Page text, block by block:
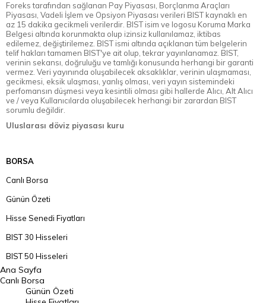
Foreks tarafından sağlanan Pay Piyasası, Borçlanma Araçları
Piyasası, Vadeli İşlem ve Opsiyon Piyasası verileri BIST kaynaklı en
az 15 dakika gecikmeli verilerdir. BIST isim ve logosu Koruma Marka
Belgesi altında korunmakta olup izinsiz kullanılamaz, iktibas
edilemez, değiştirilemez. BIST ismi altında açıklanan tüm belgelerin
telif hakları tamamen BIST'ye ait olup, tekrar yayınlanamaz. BIST,
verinin sekansı, doğruluğu ve tamlığı konusunda herhangi bir garanti
vermez. Veri yayınında oluşabilecek aksaklıklar, verinin ulaşmaması,
gecikmesi, eksik ulaşması, yanlış olması, veri yayın sistemindeki
perfomansın düşmesi veya kesintili olması gibi hallerde Alıcı, Alt Alıcı
ve / veya Kullanıcılarda oluşabilecek herhangi bir zarardan BIST
sorumlu değildir.
Uluslarası döviz piyasası kuru
BORSA
Canlı Borsa
Günün Özeti
Hisse Senedi Fiyatları
BIST 30 Hisseleri
BIST 50 Hisseleri
BIST 100 Hisseleri
En Çok Artan Hisseler
Ana Sayfa
Canlı Borsa
Günün Özeti